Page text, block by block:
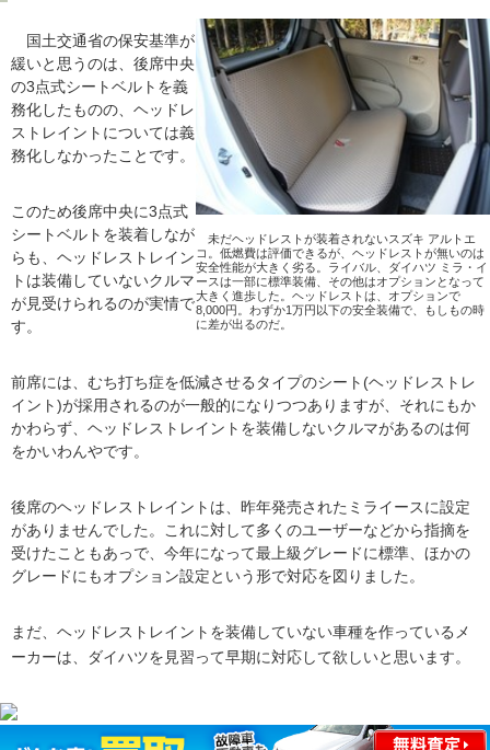
未だヘッドレストが装着されないスズキ アルトエ
コ。低燃費は評価できるが、ヘッドレストが無いのは
安全性能が大きく劣る。ライバル、ダイハツ ミラ・イ
ースは一部に標準装備、その他はオプションとなって
大きく進歩した。ヘッドレストは、オプションで
8,000円。わずか1万円以下の安全装備で、もしもの時
に差が出るのだ。
国土交通省の保安基準が
緩いと思うのは、後席中央
の3点式シートベルトを義
務化したものの、ヘッドレ
ストレイントについては義
務化しなかったことです。
このため後席中央に3点式
シートベルトを装着しなが
らも、ヘッドレストレイン
トは装備していないクルマ
が見受けられるのが実情で
す。
前席には、むち打ち症を低減させるタイプのシート(ヘッドレストレ
イント)が採用されるのが一般的になりつつありますが、それにもか
かわらず、ヘッドレストレイントを装備しないクルマがあるのは何
をかいわんやです。
後席のヘッドレストレイントは、昨年発売されたミライースに設定
がありませんでした。これに対して多くのユーザーなどから指摘を
受けたこともあっで、今年になって最上級グレードに標準、ほかの
グレードにもオプション設定という形で対応を図りました。
まだ、ヘッドレストレイントを装備していない車種を作っているメ
ーカーは、ダイハツを見習って早期に対応して欲しいと思います。